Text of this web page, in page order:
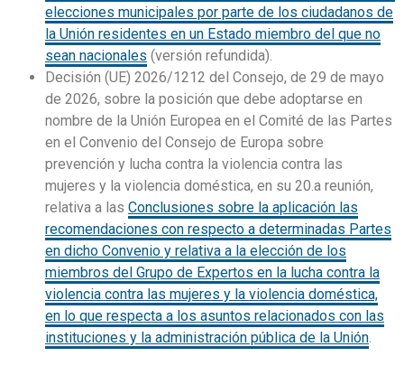
elecciones municipales por parte de los ciudadanos de
la Unión residentes en un Estado miembro del que no
sean nacionales (versión refundida).
Decisión (UE) 2026/1212 del Consejo, de 29 de mayo
de 2026, sobre la posición que debe adoptarse en
nombre de la Unión Europea en el Comité de las Partes
en el Convenio del Consejo de Europa sobre
prevención y lucha contra la violencia contra las
mujeres y la violencia doméstica, en su 20.a reunión,
relativa a las Conclusiones sobre la aplicación las
recomendaciones con respecto a determinadas Partes
en dicho Convenio y relativa a la elección de los
miembros del Grupo de Expertos en la lucha contra la
violencia contra las mujeres y la violencia doméstica,
en lo que respecta a los asuntos relacionados con las
instituciones y la administración pública de la Unión